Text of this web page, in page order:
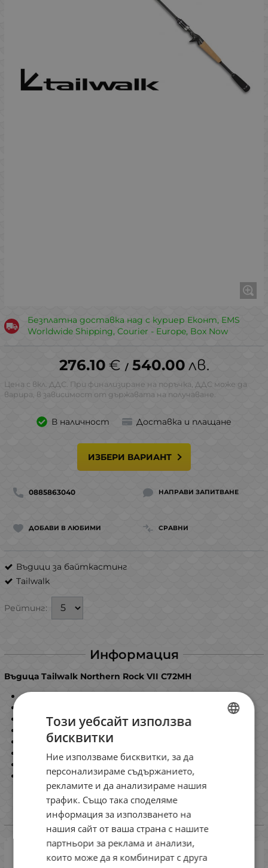
Безплатна доставка над с куриер Еконт, EMS
Worldwide Shipping, Courier - Europe, Box Now
276.10 € / 540.00 лв.
Цена с вкл. ДДС. При финализиране на поръчка, ДДС може да
варира, в зависимост от държавата на получаване.
В наличност Доставка и плащане
ИЗБЕРИ ВАРИАНТ
0885863040 НАПРАВИ ЗАПИТВАНЕ
ДОБАВИ В ЛЮБИМИ СРАВНИ
Въдици за байткастинг
Tailwalk
Рейтинг:
Информация
Въдица Tailwalk Northern Rock VII C72MH
Дължина: 2.18 m / 7' 2''
Транспортна дължина: 114 cm
Тегло: 129 g
Работен диапазон: max 28 g
Тест по влакно: max 25 lb
Макародържач: Fuji VSS
Избери вариант
Tailwalk Northern Rock VII C72MH
Този уебсайт използва
бисквитки
Ние използваме бисквитки, за да
персонализираме съдържанието,
рекламите и да анализираме нашия
трафик. Също така споделяме
информация за използването на
нашия сайт от ваша страна с нашите
партньори за реклама и анализи,
които може да я комбинират с друга